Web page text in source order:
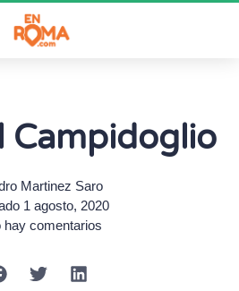
Campidoglio
Martinez Saro
1 agosto, 2020
hay comentarios